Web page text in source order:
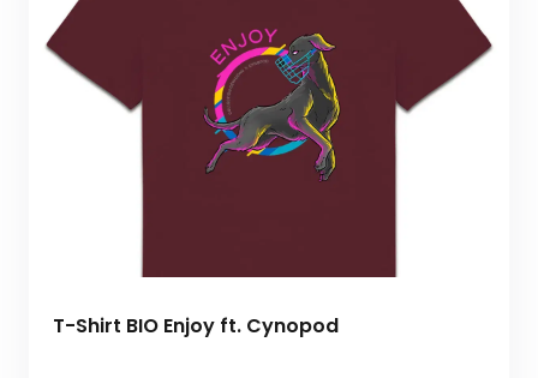
T-Shirt BIO Enjoy ft. Cynopod